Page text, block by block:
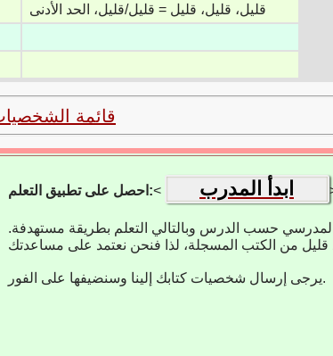
قليل، قليل، قليل = قليل/قليل، الحد الأدنى
قائمة
احصل على تطبيق التعلم:< ابدأ المدرب
حسب الدرس وبالتالي التعلم بطريقة مستهدفة.
يرجى إرسال شخصيات كتابك إلينا وسنضيفها على الفور.